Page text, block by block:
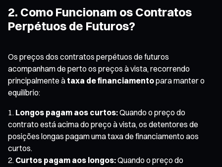
2. Como Funcionam os Contratos
Perpétuos de Futuros?
Os preços dos contratos perpétuos de futuros
acompanham de perto os preços à vista, recorrendo
principalmente à taxa de financiamentopara manter o
equilíbrio:
Longos pagam aos curtos:Quando o preço do
contrato está acima do preço à vista, os detentores de
posições longas pagam uma taxa de financiamento aos
curtos.
Curtos pagam aos longos:Quando o preço do